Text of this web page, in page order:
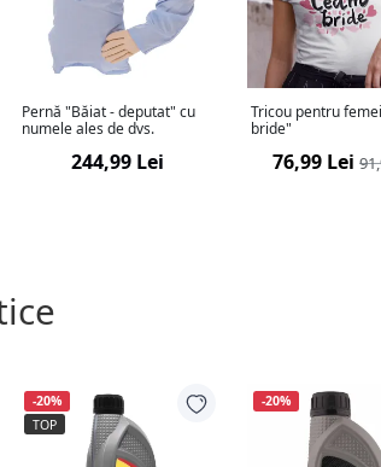
Pernă "Băiat - deputat" cu
numele ales de dvs.
244,99 Lei
Tricou pentru
bride"
76,99 Lei
-20%
TOP
-20%